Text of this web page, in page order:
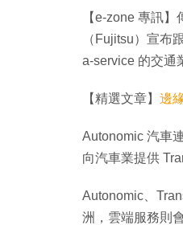
【e-zone 專訊
（Fujitsu）宣布
a-service 的交通
【精選文章】 邊
Autonomic 汽車
向汽車業提供
Autonomic、
洲，雲端服務則